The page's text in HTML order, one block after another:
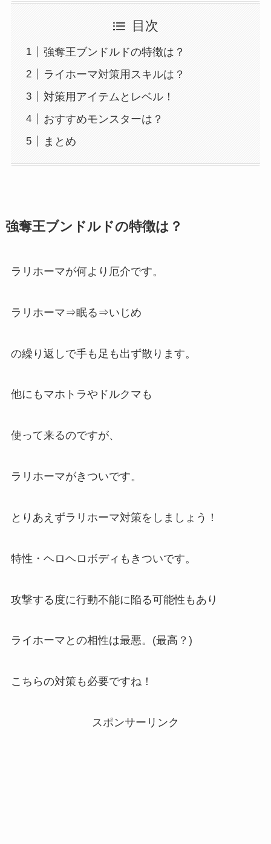
目次
強奪王ブンドルドの特徴は？
ライホーマ対策用スキルは？
対策用アイテムとレベル！
おすすめモンスターは？
まとめ
強奪王ブンドルドの特徴は？
ラリホーマが何より厄介です。
ラリホーマ⇒眠る⇒いじめ
の繰り返しで手も足も出ず散ります。
他にもマホトラやドルクマも
使って来るのですが、
ラリホーマがきついです。
とりあえずラリホーマ対策をしましょう！
特性・ヘロヘロボディもきついです。
攻撃する度に行動不能に陥る可能性もあり
ライホーマとの相性は最悪。(最高？)
こちらの対策も必要ですね！
スポンサーリンク